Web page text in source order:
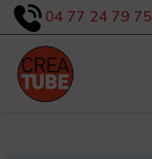
Aller
04 77 24 79 75